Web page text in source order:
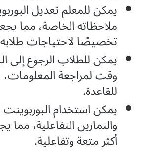
يمكن للمعلم تعديل
ملاحظاته الخاصة، مما
تخصيصًا لاحتياجات
يمكن للطلاب الرجوع إلى
وقت لمراجعة
للقاعدة.
يمكن استخدام
والتمارين التفاعلية، مما
أكثر متعة وتفاعلية.